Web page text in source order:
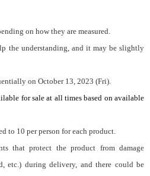
on how they are measured.
the understanding, and it may be slightly
on October 13, 2023 (Fri).
for sale at all times based on available
to 10 per person for each product.
that protect the product from damage
etc.) during delivery, and there could be